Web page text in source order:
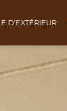
D’EXTÉRIEUR